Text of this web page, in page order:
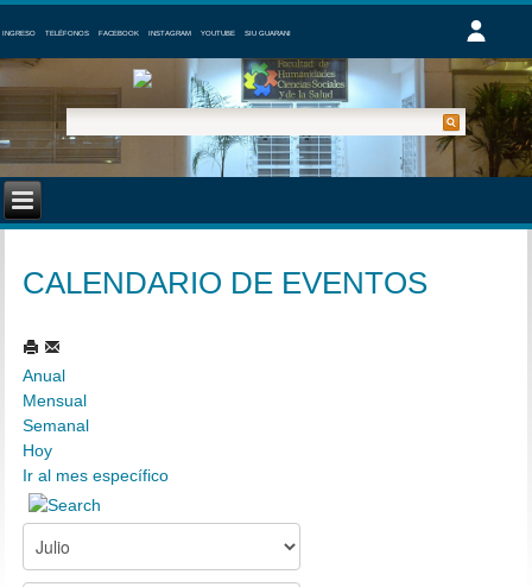
INGRESO TELÉFONOS FACEBOOK INSTAGRAM YOUTUBE SIU GUARANI
CALENDARIO DE EVENTOS
Anual
Mensual
Semanal
Hoy
Ir al mes específico